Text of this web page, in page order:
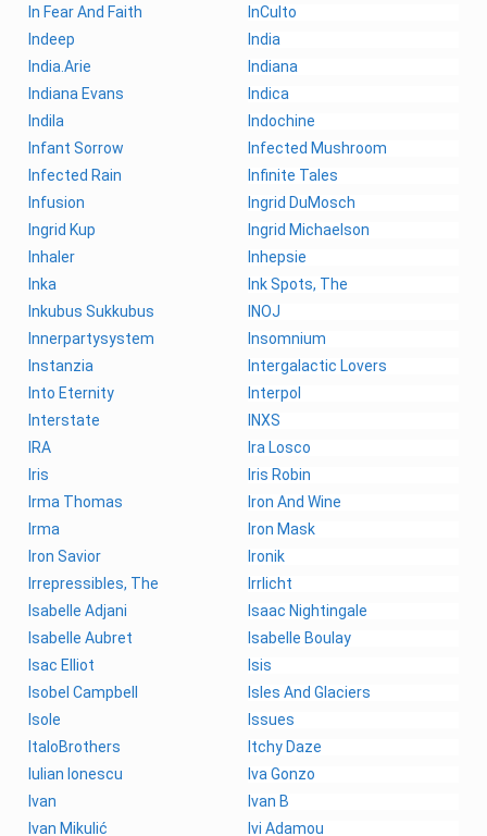
In Fear And Faith
InCulto
Indeep
India
India.Arie
Indiana
Indiana Evans
Indica
Indila
Indochine
Infant Sorrow
Infected Mushroom
Infected Rain
Infinite Tales
Infusion
Ingrid DuMosch
Ingrid Kup
Ingrid Michaelson
Inhaler
Inhepsie
Inka
Ink Spots, The
Inkubus Sukkubus
INOJ
Innerpartysystem
Insomnium
Instanzia
Intergalactic Lovers
Into Eternity
Interpol
Interstate
INXS
IRA
Ira Losco
Iris
Iris Robin
Irma Thomas
Iron And Wine
Irma
Iron Mask
Iron Savior
Ironik
Irrepressibles, The
Irrlicht
Isabelle Adjani
Isaac Nightingale
Isabelle Aubret
Isabelle Boulay
Isac Elliot
Isis
Isobel Campbell
Isles And Glaciers
Isole
Issues
ItaloBrothers
Itchy Daze
Iulian Ionescu
Iva Gonzo
Ivan
Ivan B
Ivan Mikulić
Ivi Adamou